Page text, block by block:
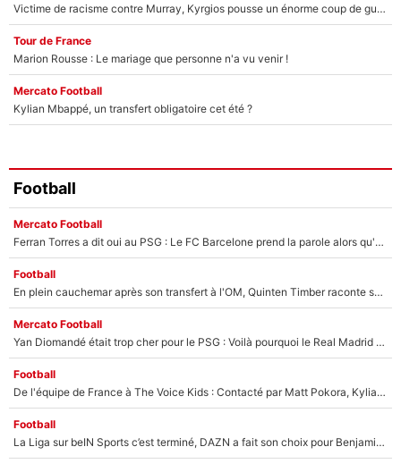
Victime de racisme contre Murray, Kyrgios pousse un énorme coup de gueule !
Tour de France
Marion Rousse : Le mariage que personne n'a vu venir !
Mercato Football
Kylian Mbappé, un transfert obligatoire cet été ?
Football
Mercato Football
Ferran Torres a dit oui au PSG : Le FC Barcelone prend la parole alors qu'un transfert de l'attaquant espagnol prend forme
Football
En plein cauchemar après son transfert à l'OM, Quinten Timber raconte ses doutes après sa signature à Marseille
Mercato Football
Yan Diomandé était trop cher pour le PSG : Voilà pourquoi le Real Madrid a accepté de payer la somme record de 140M€ pour boucler son transfert !
Football
De l'équipe de France à The Voice Kids : Contacté par Matt Pokora, Kylian Mbappé a accepté de jouer un rôle inédit sur TF1 !
Football
La Liga sur beIN Sports c’est terminé, DAZN a fait son choix pour Benjamin Da Silva et Omar Da Fonseca !